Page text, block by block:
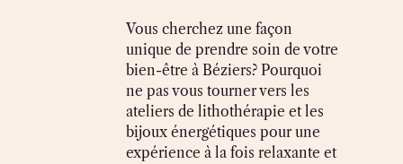
Vous cherchez une façon
unique de prendre soin de votre
bien-être à Béziers? Pourquoi
ne pas vous tourner vers les
ateliers de lithothérapie et les
bijoux énergétiques pour une
expérience à la fois relaxante et